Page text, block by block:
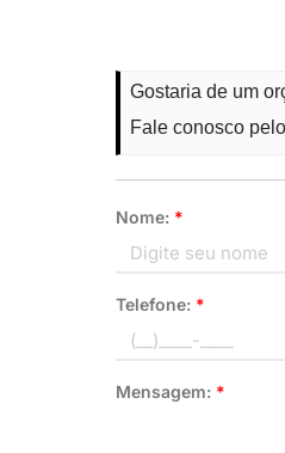
Gostaria de um
Fale conosco
Nome: *
Telefone: *
Mensagem: *